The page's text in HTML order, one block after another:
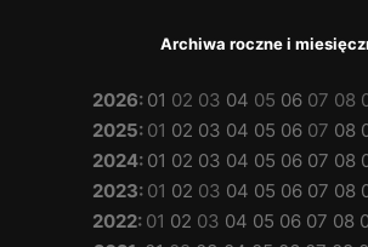
Archiwa roczne i
2026: 01 02 03 04 05 06 07 08
2025: 01 02 03 04 05 06 07 08
2024: 01 02 03 04 05 06 07 08
2023: 01 02 03 04 05 06 07 08
2022: 01 02 03 04 05 06 07 08